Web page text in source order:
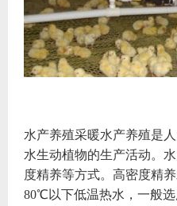
水产养殖采暖水产养殖是
水生动植物的生产活动。
度精养等方式。高密度精
80℃以下低温热水，一般选